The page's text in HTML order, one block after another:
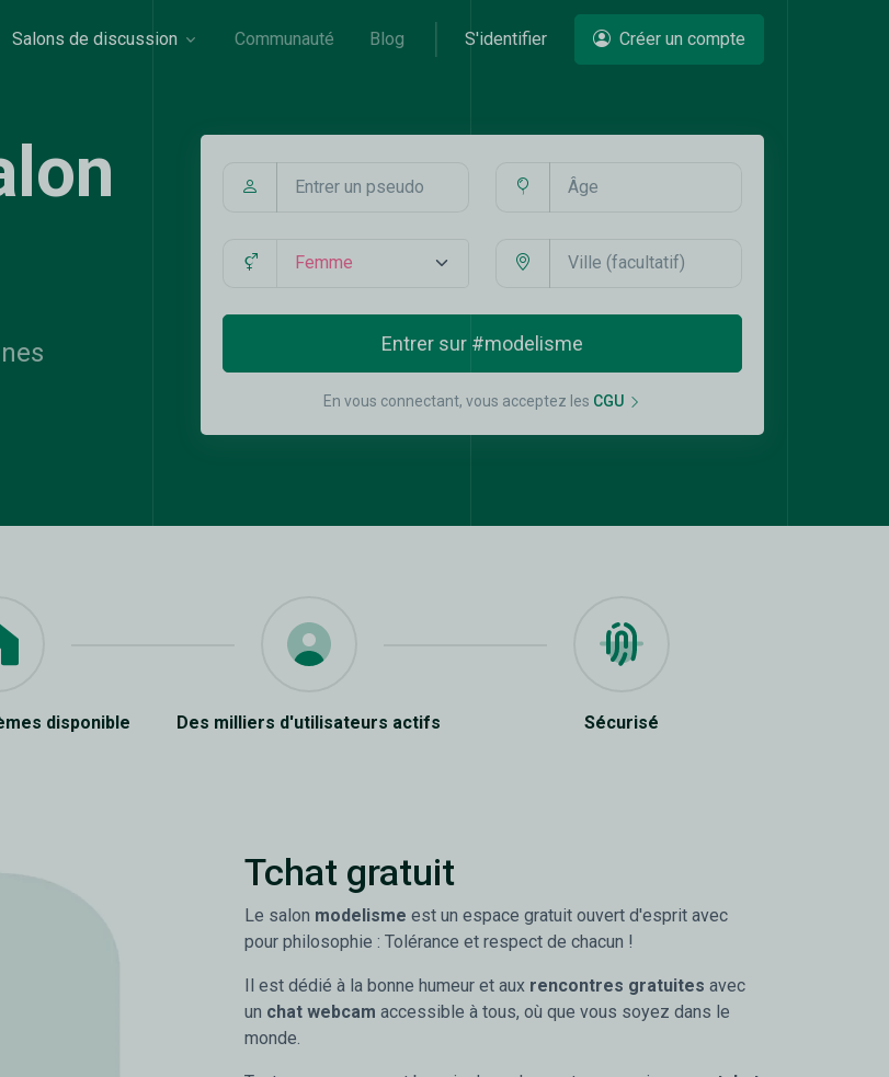
Salons de discussion Communauté Blog S'identifier Créer un compte
Entrer sur #modelisme
En vous connectant, vous acceptez les CGU
disponible Des milliers d'utilisateurs actifs Sécurisé
Tchat gratuit
Le salon modelisme est un espace gratuit ouvert d'esprit avec
pour philosophie : Tolérance et respect de chacun !
Il est dédié à la bonne humeur et aux rencontres gratuites avec
un chat webcam accessible à tous, où que vous soyez dans le
monde.